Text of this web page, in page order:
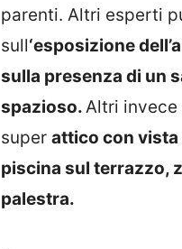
parenti. Altri esperti
sull‘esposizione
sulla presenza di un
spazioso.Altri invece
super attico con
piscina sul terrazzo,
palestra.